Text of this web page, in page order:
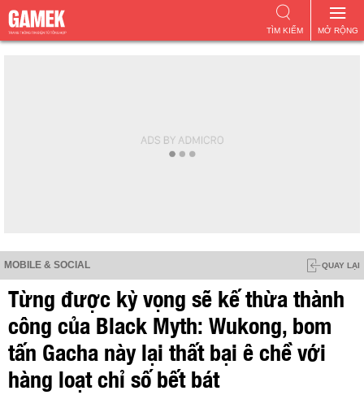
MỞ RỘNG
TÌM KIẾM
MOBILE & SOCIAL QUAY LẠI
Từng được kỳ vọng sẽ kế thừa thành
công của Black Myth: Wukong, bom
tấn Gacha này lại thất bại ê chề với
hàng loạt chỉ số bết bát